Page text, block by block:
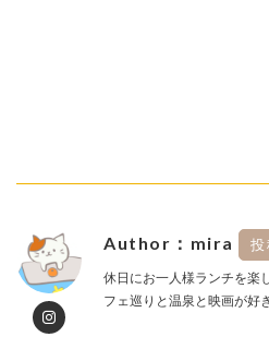
Author：mira 投
休日にお一人様ランチを楽
フェ巡りと温泉と映画が好き